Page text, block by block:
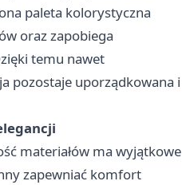
paleta kolorystyczna
oraz zapobiega
temu nawet
pozostaje uporządkowana i
materiałów ma wyjątkowe
zapewniać komfort